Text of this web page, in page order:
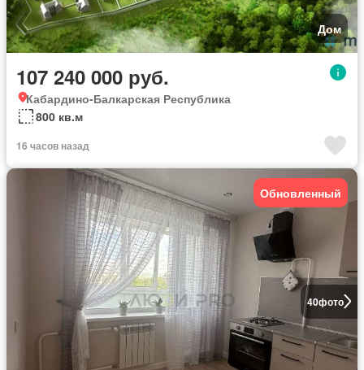
Дом
107 240 000 руб.
Кабардино-Балкарская Республика
800 кв.м
16 часов назад
40фото
Обновленный